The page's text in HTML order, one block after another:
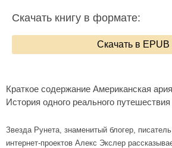
Скачать книгу в формате:
Скачать в EPUB
Краткое содержание Американская
История одного реального путешествия
Звезда Рунета, знаменитый блогер,
интернет-проектов Алекс Экслер